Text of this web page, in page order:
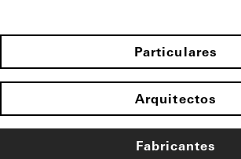
Particulares
Arquitectos
Fabricantes